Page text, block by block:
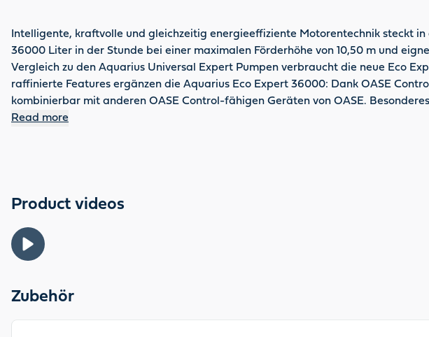
Intelligente, kraftvolle und gleichzeitig energieeffiziente Motorentechnik steckt
36000 Liter in der Stunde bei einer maximalen Förderhöhe von 10,50 m und
Vergleich zu den Aquarius Universal Expert Pumpen verbraucht die neue Eco
raffinierte Features ergänzen die Aquarius Eco Expert 36000: Dank OASE
kombinierbar mit anderen OASE Control-fähigen Geräten von OASE.
Gartenstuhl aus unterschiedliche Wasserbilder. Patentierter Frostschutz bis –20
Read more
Product videos
Zubehör